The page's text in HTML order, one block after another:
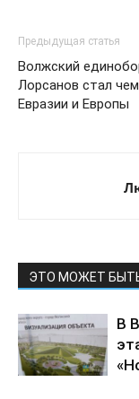
Предыдущая статья
Волжский
Лорсанов стал
Евразии и Европы
ЭТО МОЖЕТ
В